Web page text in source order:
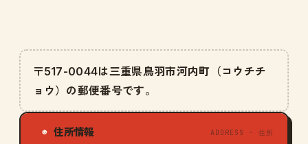
〒517-0044は三重県鳥羽市河内町（コウチチ
ョウ）の郵便番号です。
◉ 住所情報 ADDRESS · 住所